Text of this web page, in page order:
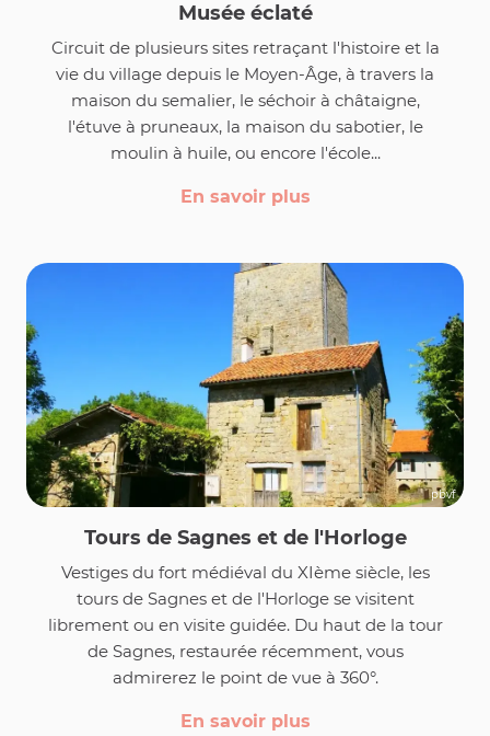
Musée éclaté
Circuit de plusieurs sites retraçant l'histoire et la
vie du village depuis le Moyen-Âge, à travers la
maison du semalier, le séchoir à châtaigne,
l'étuve à pruneaux, la maison du sabotier, le
moulin à huile, ou encore l'école...
En savoir plus
pbvf
Tours de Sagnes et de l'Horloge
Vestiges du fort médiéval du XIème siècle, les
tours de Sagnes et de l'Horloge se visitent
librement ou en visite guidée. Du haut de la tour
de Sagnes, restaurée récemment, vous
admirerez le point de vue à 360°.
En savoir plus